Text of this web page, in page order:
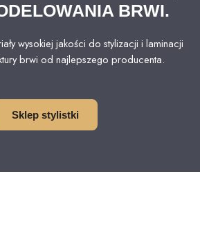
BRWI.
wysokiej jakości do stylizacji i laminacji
brwi od najlepszego producenta.
Sklep stylistki